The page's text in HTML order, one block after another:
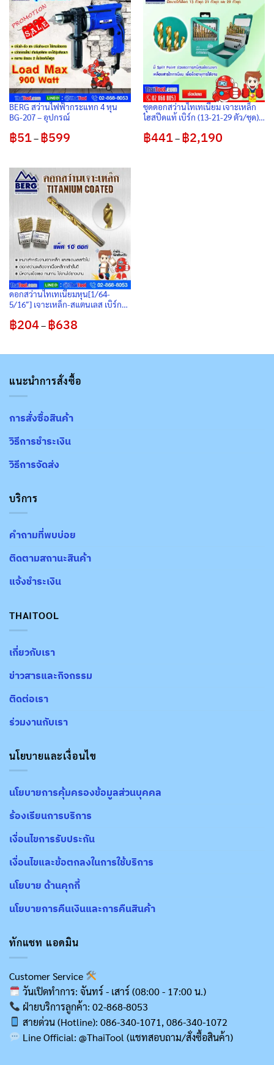
BERG สว่านไฟฟ้ากระแทก 4 หุน
BG-207 – อุปกรณ์
฿51– ฿599Price
range:
฿599
ชุดดอกสว่านไทเทเนียม เจาะเหล็ก
ไฮสปีดแท้ เบิร์ก (13-21-29 ตัว/ชุด)
฿441– ฿2,190Price
range:
ดอกสว่านไทเทเนียมหุน[1/64-
5/16″] เจาะเหล็ก-สแตนเลส เบิร์ก
฿204– ฿638Price
range:
฿638
แนะนำการสั่งซื้อ
การสั่งซื้อสินค้า
วิธีการชำระเงิน
วิธีการจัดส่ง
บริการ
คำถามที่พบบ่อย
ติดตามสถานะสินค้า
แจ้งชำระเงิน
THAITOOL
เกี่ยวกับเรา
ข่าวสารและกิจกรรม
ติดต่อเรา
ร่วมงานกับเรา
นโยบายและเงื่อนไข
นโยบายการคุ้มครองข้อมูลส่วนบุคคล
ร้องเรียนการบริการ
เงื่อนไขการรับประกัน
เงื่อนไขและข้อตกลงในการใช้บริการ
นโยบาย ด้านคุกกี้
นโยบายการคืนเงินและการคืนสินค้า
ทักแชท แอดมิน
Customer Service
วันเปิดทำการ: จันทร์ - เสาร์ (08:00 - 17:00 น.)
ฝ่ายบริการลูกค้า: 02-868-8053
สายด่วน (Hotline): 086-340-1071, 086-340-1072
Line Official: @ThaiTool (แชทสอบถาม/สั่งซื้อสินค้า)